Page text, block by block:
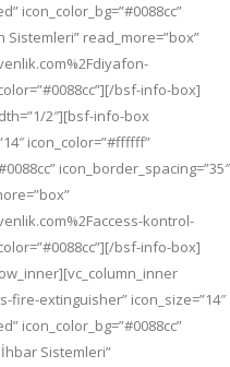
icon_color_bg=”#0088cc”
Sistemleri” read_more=”box”
bsf-info-box]
2″][bsf-info-box
icon_color=”#ffffff”
icon_border_spacing=”35″
kontrol-
bsf-info-box]
fire-extinguisher” icon_size=”14″
icon_color_bg=”#0088cc”
İhbar Sistemleri”